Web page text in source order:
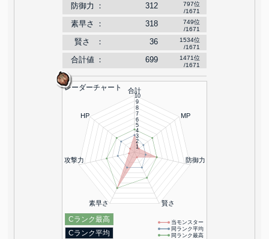
防御力 ： 312 797位
/1671
素早さ ： 318 749位
/1671
賢さ ： 36 1534位
/1671
合計値 ： 699 1471位
/1671
レーダーチャート
当モンスター
同ランク平均
同ランク最高
Cランク平均
Cランク最高
1
2
3
4
5
6
7
8
9
10
合計
HP MP
攻撃力 防御力
素早さ 賢さ